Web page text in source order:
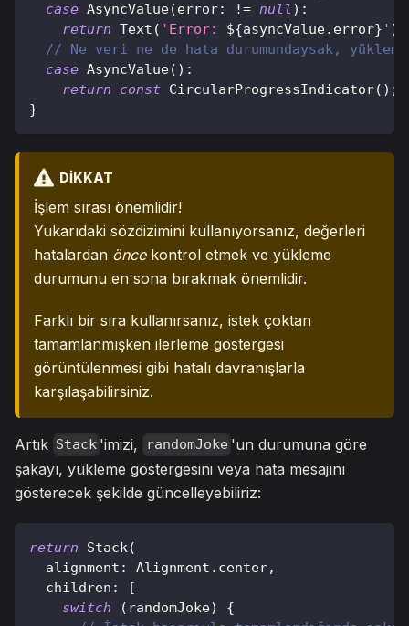
case AsyncValue(error: != null ) :
return Text ( 'Error: ${asyncValue. error} ' )
// Ne veri ne de hata durumundaysak,
case AsyncValue( ) :
return
const CircularProgressIndicator( ) ;
}
DİKKAT
İşlem sırası önemlidir!
Yukarıdaki sözdizimini kullanıyorsanız, değerleri
hatalardan öncekontrol etmek ve yükleme
durumunu en sona bırakmak önemlidir.
Farklı bir sıra kullanırsanız, istek çoktan
tamamlanmışken ilerleme göstergesi
görüntülenmesi gibi hatalı davranışlarla
karşılaşabilirsiniz.
Artık Stack 'imizi, randomJoke 'un durumuna göre
şakayı, yükleme göstergesini veya hata mesajını
gösterecek şekilde güncelleyebiliriz:
return Stack(
  alignment
: Alignment . center,
  children
:
[
switch
( randomJoke)
{